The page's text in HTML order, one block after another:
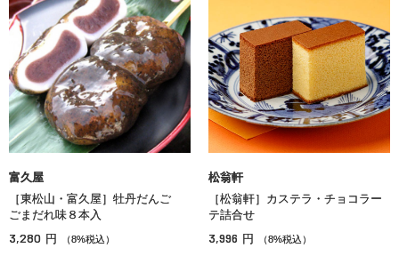
富久屋
［東松山・富久屋］牡丹だんご
ごまだれ味８本入
3,280 円 （8%税込）
松翁軒
［松翁軒］カステラ・チョコラー
テ詰合せ
3,996 円 （8%税込）